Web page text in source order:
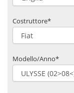
Costruttore*
Modello/Anno*